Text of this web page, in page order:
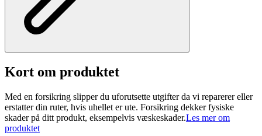
Kort om produktet
Med en forsikring slipper du uforutsette utgifter da vi reparerer eller
erstatter din ruter, hvis uhellet er ute. Forsikring dekker fysiske
skader på ditt produkt, eksempelvis væskeskader.Les mer om
produktet